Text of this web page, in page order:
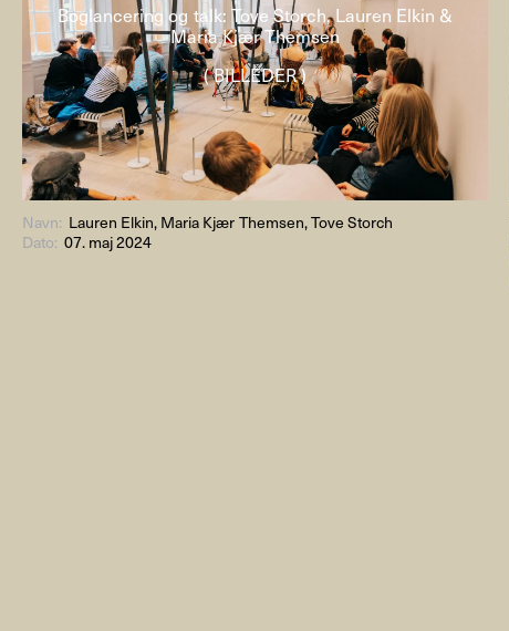
Boglancering og talk: Tove Storch, Lauren Elkin &
Maria Kjær Themsen
( BILLEDER )
Navn: Lauren Elkin, Maria Kjær Themsen, Tove Storch
Dato:07. maj 2024